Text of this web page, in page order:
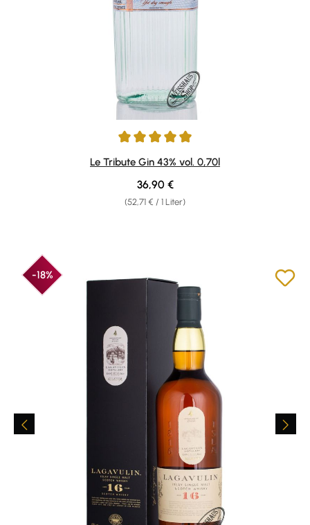
Durchschnittliche Bewertung von 4.91 von 5 Sternen
Le Tribute Gin 43% vol. 0,70l
(52,71 € / 1 Liter)
Regulärer Preis:
36,90 €
-18%